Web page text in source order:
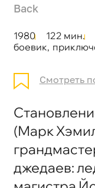
Back
1980 122 мин.
боевик,
Смотреть
(Марк
джедаев: